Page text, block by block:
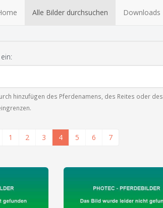
Alle Bilder durchsuchen Downloads
hinzufügen des Pferdenamens, des Reites oder des
1 2 3 4 5 6 7
zeige alle 9 Fotos